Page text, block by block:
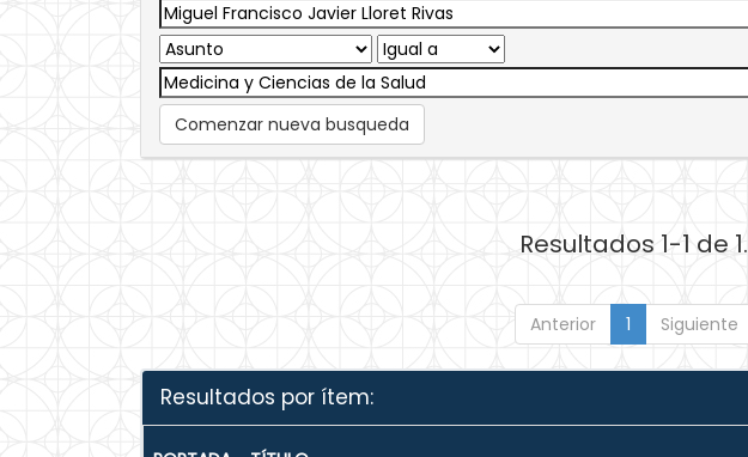
Comenzar nueva busqueda
Resultados 1-1 de 1.
Anterior 1 Siguiente
Resultados por ítem: